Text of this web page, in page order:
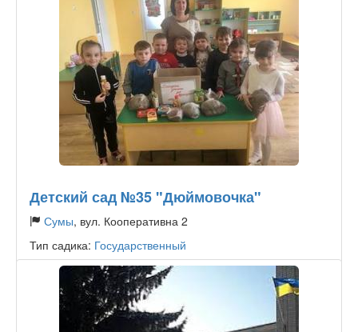
Детский сад №35 "Дюймовочка"
Сумы, вул. Кооперативна 2
Тип садика: Государственный